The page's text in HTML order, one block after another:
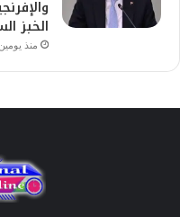
الخبز
منذ يومين